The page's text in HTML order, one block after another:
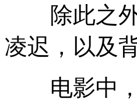
除此之外
凌迟，以及
电影中，